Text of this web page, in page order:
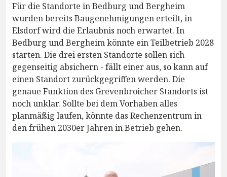
Für die Standorte in Bedburg und Bergheim
wurden bereits Baugenehmigungen erteilt, in
Elsdorf wird die Erlaubnis noch erwartet. In
Bedburg und Bergheim könnte ein Teilbetrieb 2028
starten. Die drei ersten Standorte sollen sich
gegenseitig absichern - fällt einer aus, so kann auf
einen Standort zurückgegriffen werden. Die
genaue Funktion des Grevenbroicher Standorts ist
noch unklar. Sollte bei dem Vorhaben alles
planmäßig laufen, könnte das Rechenzentrum in
den frühen 2030er Jahren in Betrieb gehen.